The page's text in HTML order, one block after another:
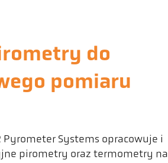
do
pomiaru
Pyrometer Systems opracowuje i
pirometry oraz termometry na